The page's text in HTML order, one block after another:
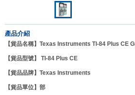
產品介紹
【貨品名稱】Texas Instruments TI-84 Plus CE
【貨品型號】 TI-84 Plus CE
【貨品品牌】 Texas Instruments
【貨品單位】部